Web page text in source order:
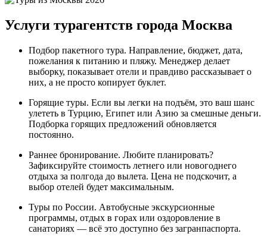
Услуги турагентств города Москва
Подбор пакетного тура. Направление, бюджет, дата,
пожелания к питанию и пляжу. Менеджер делает
выборку, показывает отели и правдиво рассказывает о
них, а не просто копирует буклет.
Горящие туры. Если вы легки на подъём, это ваш шанс
улететь в Турцию, Египет или Азию за смешные деньги.
Подборка горящих предложений обновляется
постоянно.
Раннее бронирование. Любите планировать?
Зафиксируйте стоимость летнего или новогоднего
отдыха за полгода до вылета. Цена не подскочит, а
выбор отелей будет максимальным.
Туры по России. Автобусные экскурсионные
программы, отдых в горах или оздоровление в
санаториях — всё это доступно без загранпаспорта.